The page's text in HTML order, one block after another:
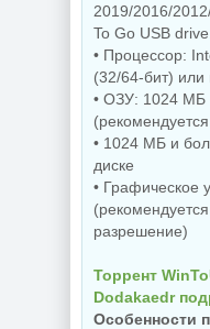
Редактор фото
ON1 Photo RAW
MAX 2026.5
20.5.0.19010 +
Creative Pack
копирование
Hasleo Backup
Suite 5.9.2.1 by
Dodakaedr
2019/2016/
To Go USB drive.
• Процессор:
(32/64-бит)
• ОЗУ: 1024 МБ
• 1024 МБ и
диске
• Графическое
разрешение)
Торрент
Dodakaedr
Особенности